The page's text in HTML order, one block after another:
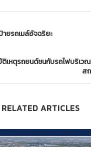
ยรถเมล์อัจฉริยะ
ติเหตุรถยนต์ชนกับรถไฟบริเว
ส
RELATED ARTICLES